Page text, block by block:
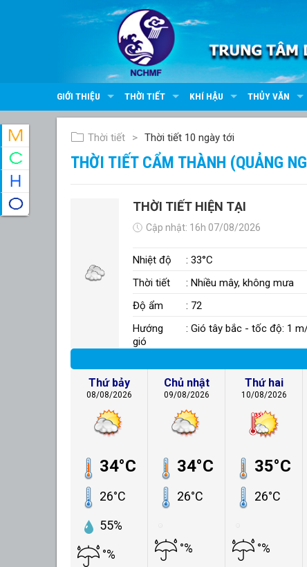
GIỚI THIỆU THỜI TIẾT KHÍ HẬU THỦY VĂN
Thời tiết Thời tiết 10 ngày tới
THỜI TIẾT CẨM THÀNH (QUẢNG
THỜI TIẾT HIỆN TẠI
Cập nhật: 16h 07/08/2026
Nhiệt độ
: 33°C
Thời tiết
: Nhiều mây, không mưa
Độ ẩm
: 72
Hướng
gió
: Gió tây bắc - tốc độ: 1
Thứ bảy
08/08/2026
34°C
26°C
55%
°%
Chủ nhật
09/08/2026
34°C
26°C
°%
Thứ hai
10/08/2026
35°C
26°C
°%